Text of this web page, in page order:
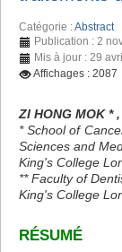
Catégorie :Abstract
Publication : 2
Mis à jour : 29
Affichages : 2087
ZI HONG MOK *
* School of
Sciences and
King's College
** Faculty of
King's College
RÉSUMÉ